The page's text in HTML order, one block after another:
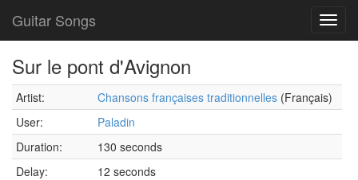
Guitar Songs
Sur le pont d'Avignon
Artist: Chansons françaises traditionnelles (Français)
User:
Paladin
Duration:
130 seconds
Delay:
12 seconds